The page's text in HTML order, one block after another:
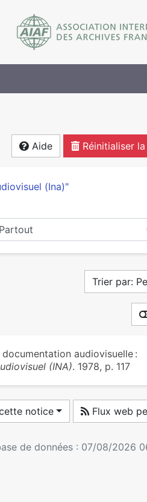
Aide Réinitialiser
(Ina)"
dans...
Trier par:
documentation audiovisuelle :
(INA). 1978, p. 117
notice Flux web
de données : 07/08/2026